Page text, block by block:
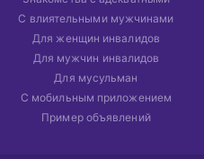
С влиятельными мужчинами
Для женщин инвалидов
Для мужчин инвалидов
Для мусульман
С мобильным приложением
Пример объявлений